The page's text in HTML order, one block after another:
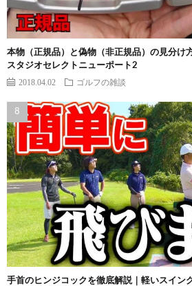
本物（正規品）と偽物（非正規品）の見分け
スタジオセレクトニューポート2
2018.04.02 ゴルフの雑談
手首のヒンジコックを徹底解説｜軽いスイン